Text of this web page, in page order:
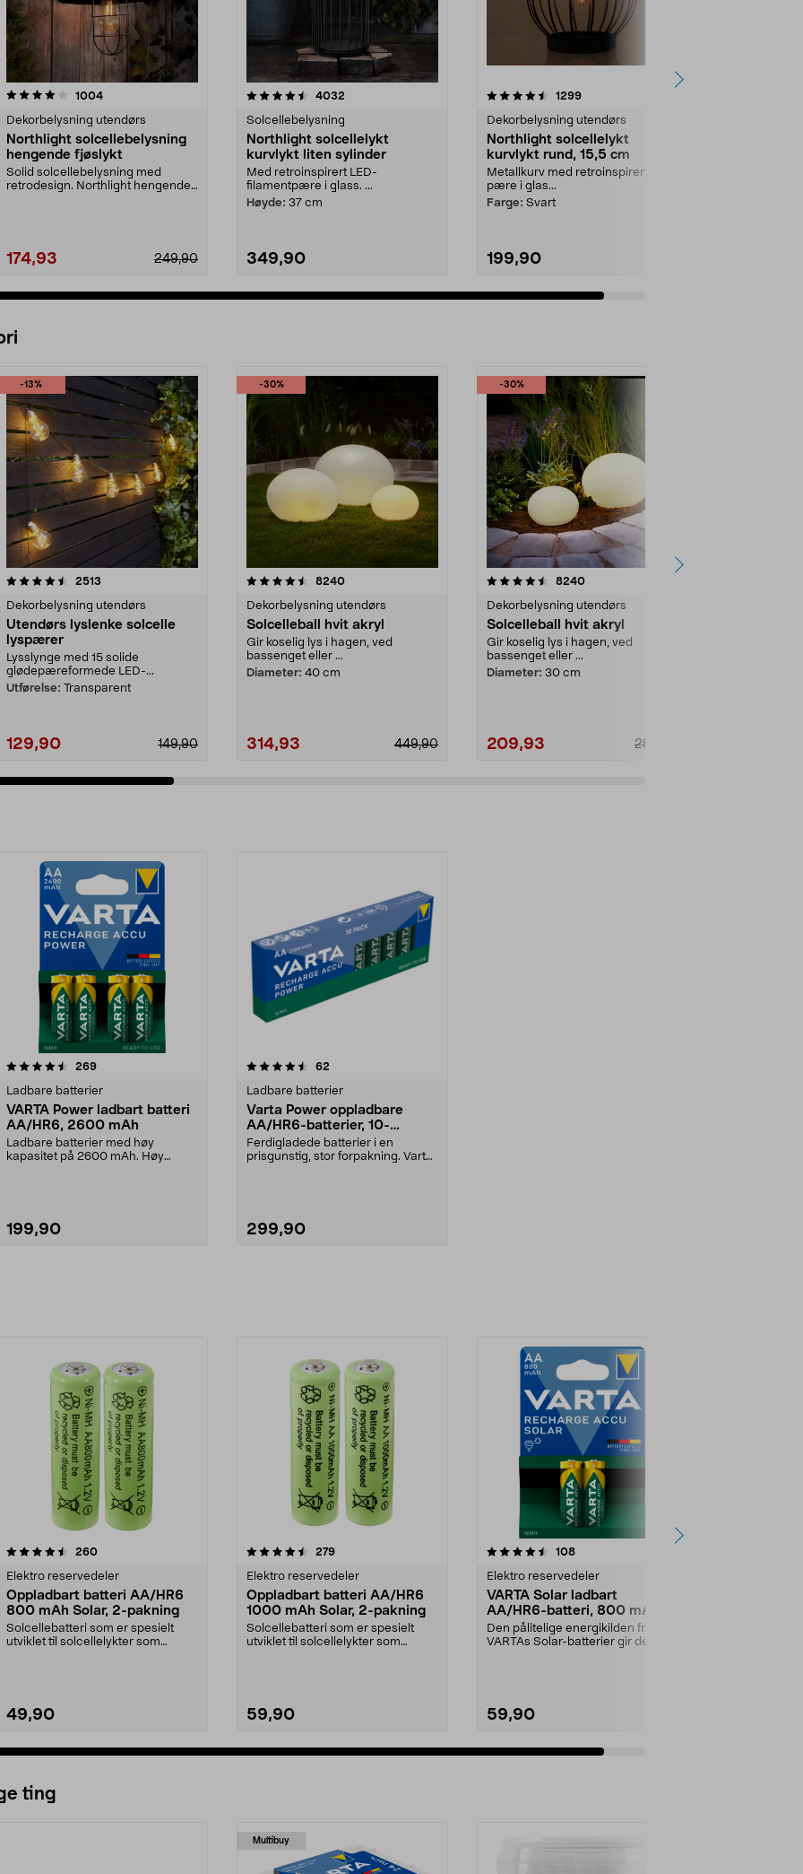
1004anmeldelser
Dekorbelysning utendørs
Northlight solcellebelysning
hengende fjøslykt
Solid solcellebelysning med
retrodesign. Northlight hengende
249,90
174,93
4.5av 5 stjerner 4032
Solcellebelysning
Northlight solcellelykt
kurvlykt liten sylinder
Med retroinspirert LED-
filamentpære i glass. ...
Høyde: 37 cm
349,90
4.5av 5 stjerner 1299anmeldelser
Dekorbelysning utendørs
Northlight solcellelykt
kurvlykt rund, 15,5 cm
Metallkurv med retroinspirert LED-
pære i glas...
Farge: Svart
199,90
-13%
2513
Dekorbelysning utendørs
Utendørs lyslenke solcelle
lyspærer
Lysslynge med 15 solide
glødepæreformede LED-...
Utførelse: Transparent
129,90 149,90
-30%
4.5 av 5 stjerner 8240anmeldelser
Dekorbelysning utendørs
Solcelleball hvit akryl
Gir koselig lys i hagen, ved
bassenget eller ...
Diameter: 40 cm
314,93 449,90
-30%
4.5 av 5 stjerner 8240anmeldelser
Dekorbelysning utendørs
Solcelleball hvit akryl
Gir koselig lys i hagen, ved
bassenget eller ...
Diameter: 30 cm
209,93 299,90
4.5 av 5 stjerner
269anmeldelser
Ladbare batterier
VARTA Power ladbart batteri
AA/HR6, 2600 mAh
Ladbare batterier med høy
kapasitet på 2600 mAh. Høy
199,90
4.5av 5 stjerner 62
Ladbare batterier
Varta Power oppladbare
AA/HR6-batterier, 10-
pakning
Ferdigladede batterier i en
prisgunstig, stor forpakning. Varta
299,90
260anmeldelser
Elektro reservedeler
Oppladbart batteri AA/HR6
800 mAh Solar, 2-pakning
Solcellebatteri som er spesielt
utviklet til solcellelykter som
49,90
4.5av 5 stjerner 279anmeldelser
Elektro reservedeler
Oppladbart batteri AA/HR6
1000 mAh Solar, 2-pakning
Solcellebatteri som er spesielt
utviklet til solcellelykter som
59,90
4.5av 5 stjerner 108anmeldelser
Elektro reservedeler
VARTA Solar ladbart
AA/HR6-batteri, 800 mAh
Den pålitelige energikilden fra
VARTAs Solar-batterier gir deg
59,90
ting
Multibuy